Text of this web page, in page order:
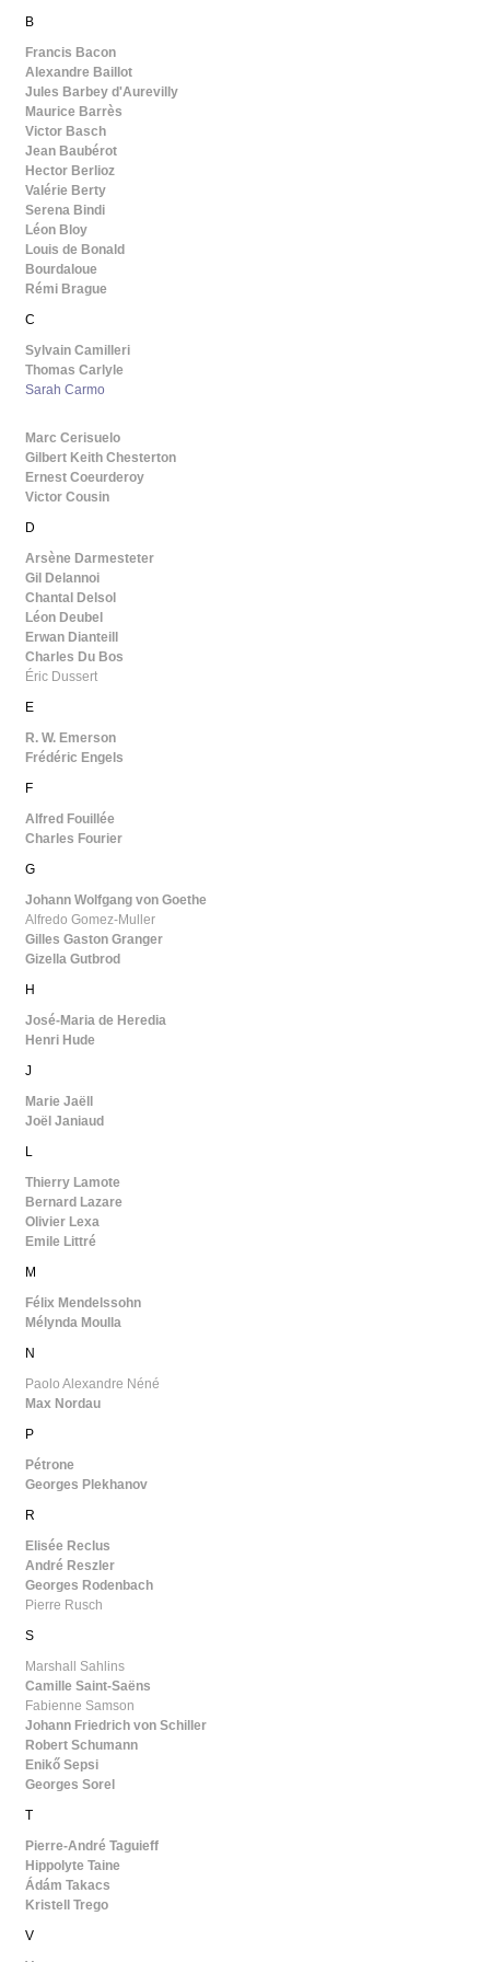
B
Francis Bacon
Alexandre Baillot
Jules Barbey d'Aurevilly
Maurice Barrès
Victor Basch
Jean Baubérot
Hector Berlioz
Valérie Berty
Serena Bindi
Léon Bloy
Louis de Bonald
Bourdaloue
Rémi Brague
C
Sylvain Camilleri
Thomas Carlyle
Sarah Carmo
Marc Cerisuelo
Gilbert Keith Chesterton
Ernest Coeurderoy
Victor Cousin
D
Arsène Darmesteter
Gil Delannoi
Chantal Delsol
Léon Deubel
Erwan Dianteill
Charles Du Bos
Éric Dussert
E
R. W. Emerson
Frédéric Engels
F
Alfred Fouillée
Charles Fourier
G
Johann Wolfgang von Goethe
Alfredo Gomez-Muller
Gilles Gaston Granger
Gizella Gutbrod
H
José-Maria de Heredia
Henri Hude
J
Marie Jaëll
Joël Janiaud
L
Thierry Lamote
Bernard Lazare
Olivier Lexa
Emile Littré
M
Félix Mendelssohn
Mélynda Moulla
N
Paolo Alexandre Néné
Max Nordau
P
Pétrone
Georges Plekhanov
R
Elisée Reclus
André Reszler
Georges Rodenbach
Pierre Rusch
S
Marshall Sahlins
Camille Saint-Saëns
Fabienne Samson
Johann Friedrich von Schiller
Robert Schumann
Enikő Sepsi
Georges Sorel
T
Pierre-André Taguieff
Hippolyte Taine
Ádám Takacs
Kristell Trego
V